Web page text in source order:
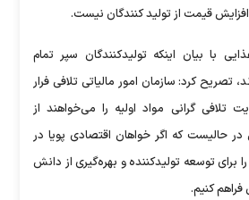
قیمت از تولید کنندگان نیست.
با بیان اینکه تولیدکنندگان سپر تمام
تصریح کرد: سازمان امور مالیاتی تلافی فرار
تلافی گرانی مواد اولیه را می‌خواهند از
در حالیست که اگر خواهان اقتصادی پویا در
توسعه تولیدکننده و بهره‌گیری از دانش
فراهم کنیم.